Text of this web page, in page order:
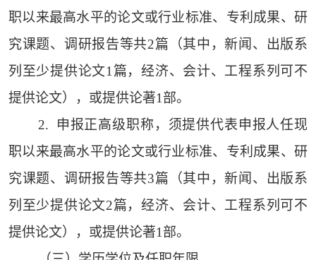
职以来最高水平的论文或行业标准、专利成果、研
究课题、调研报告等共2篇（其中，新闻、出版系
列至少提供论文1篇，经济、会计、工程系列可不
提供论文），或提供论著1部。
2. 申报正高级职称，须提供代表申报人任现
职以来最高水平的论文或行业标准、专利成果、研
究课题、调研报告等共3篇（其中，新闻、出版系
列至少提供论文2篇，经济、会计、工程系列可不
提供论文），或提供论著1部。